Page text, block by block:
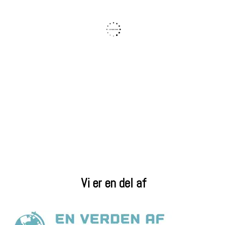
Vi er en del af